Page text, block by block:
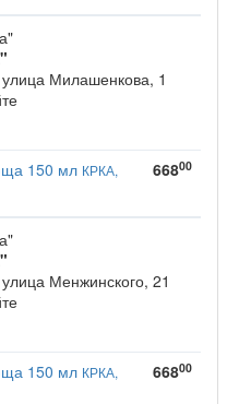
Милашенкова, 1
150 мл КРКА,
66800
Менжинского, 21
150 мл КРКА,
66800